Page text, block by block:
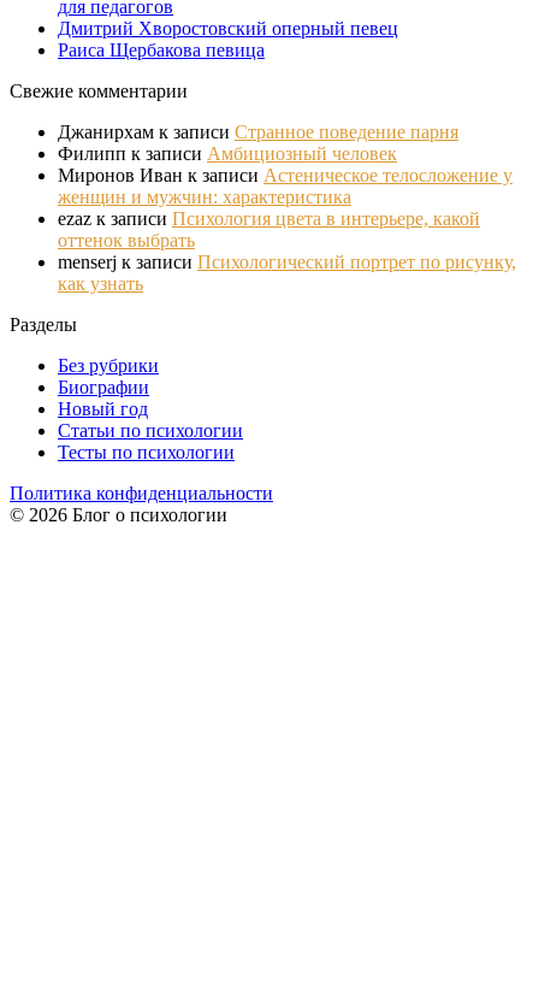
для педагогов
Дмитрий Хворостовский оперный певец
Раиса Щербакова певица
Свежие комментарии
Джанирхам к записи Странное поведение парня
Филипп к записи Амбициозный человек
Миронов Иван к записи Астеническое телосложение у
женщин и мужчин: характеристика
ezaz к записи Психология цвета в интерьере, какой
оттенок выбрать
menserj к записи Психологический портрет по рисунку,
как узнать
Разделы
Без рубрики
Биографии
Новый год
Статьи по психологии
Тесты по психологии
Политика конфиденциальности
© 2026 Блог о психологии